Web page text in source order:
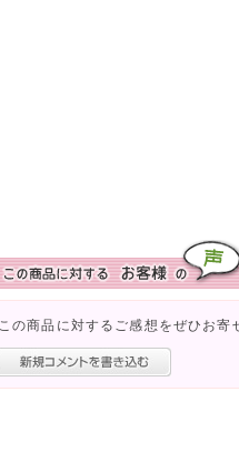
この商品に対するご感想をぜひお寄